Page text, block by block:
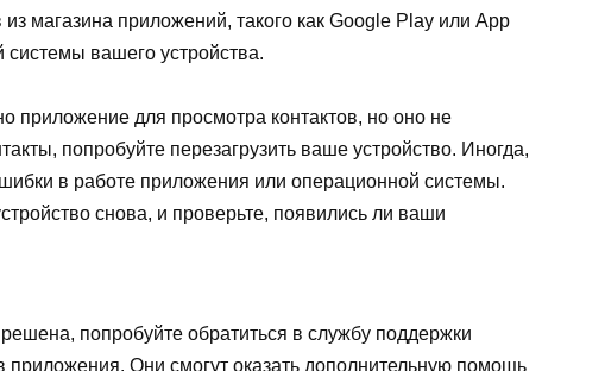
магазина приложений, такого как Google Play или App
системы вашего устройства.
приложение для просмотра контактов, но оно не
попробуйте перезагрузить ваше устройство. Иногда,
в работе приложения или операционной системы.
снова, и проверьте, появились ли ваши
попробуйте обратиться в службу поддержки
приложения. Они смогут оказать дополнительную помощь